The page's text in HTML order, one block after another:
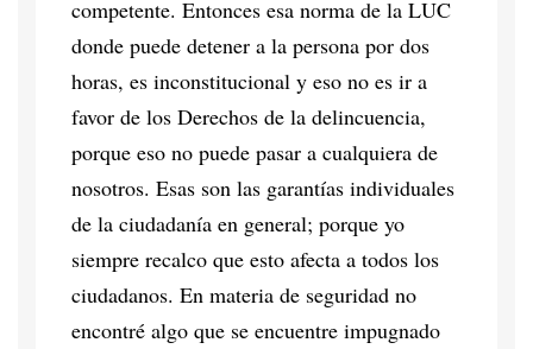
competente. Entonces esa norma de la LUC
donde puede detener a la persona por dos
horas, es inconstitucional y eso no es ir a
favor de los Derechos de la delincuencia,
porque eso no puede pasar a cualquiera de
nosotros. Esas son las garantías individuales
de la ciudadanía en general; porque yo
siempre recalco que esto afecta a todos los
ciudadanos. En materia de seguridad no
encontré algo que se encuentre impugnado